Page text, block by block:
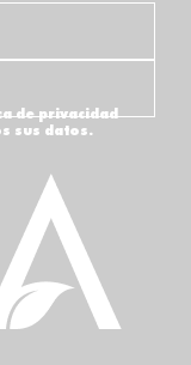
de privacidad
sus datos.